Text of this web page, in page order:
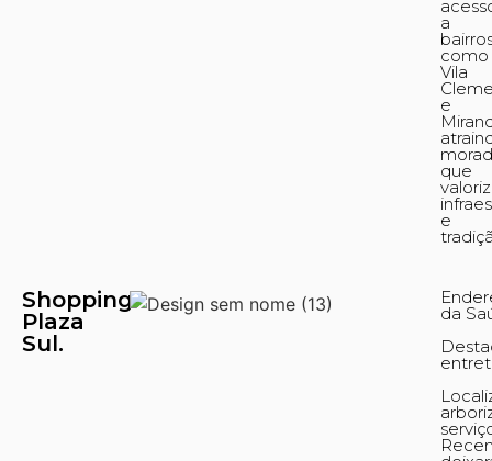
a
como
Vila
e
que
e
Shopping
Plaza
Sul.
da